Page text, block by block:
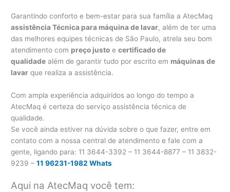
Garantindo conforto e bem-estar para sua família a AtecMaq
assistência Técnica para máquina de lavar, além de ter uma
das melhores equipes técnicas de São Paulo, atrela seu bom
atendimento com preço justo ecertificado de
qualidade além de garantir tudo por escrito em máquinas de
lavar que realiza a assistência.
Com ampla experiência adquiridos ao longo do tempo a
AtecMaq é certeza do serviço assistência técnica de
qualidade.
Se você ainda estiver na dúvida sobre o que fazer, entre em
contato com a nossa central de atendimento e fale com a
gente, ligando para: 11 3644-3392 – 11 3644-8877 – 11 3832-
9239 –11 96231-1982 Whats
Aqui na AtecMaq você tem: